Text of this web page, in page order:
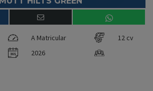
A Matricular
12 cv
2026